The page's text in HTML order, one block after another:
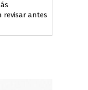
revisar antes